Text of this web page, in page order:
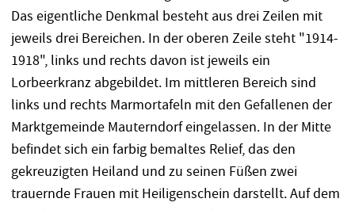
Das eigentliche Denkmal besteht aus drei Zeilen mit
jeweils drei Bereichen. In der oberen Zeile steht "1914-
1918", links und rechts davon ist jeweils ein
Lorbeerkranz abgebildet. Im mittleren Bereich sind
links und rechts Marmortafeln mit den Gefallenen der
Marktgemeinde Mauterndorf eingelassen. In der Mitte
befindet sich ein farbig bemaltes Relief, das den
gekreuzigten Heiland und zu seinen Füßen zwei
trauernde Frauen mit Heiligenschein darstellt. Auf dem